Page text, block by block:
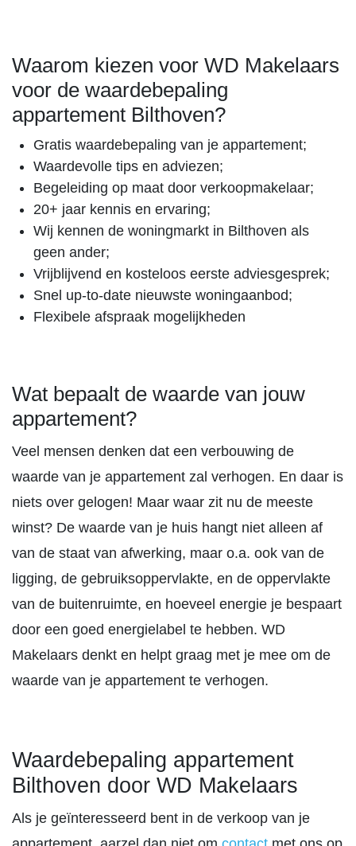
Waarom kiezen voor WD Makelaars
voor de waardebepaling
appartement Bilthoven?
Gratis waardebepaling van je appartement;
Waardevolle tips en adviezen;
Begeleiding op maat door verkoopmakelaar;
20+ jaar kennis en ervaring;
Wij kennen de woningmarkt in Bilthoven als
geen ander;
Vrijblijvend en kosteloos eerste adviesgesprek;
Snel up-to-date nieuwste woningaanbod;
Flexibele afspraak mogelijkheden
Wat bepaalt de waarde van jouw
appartement?
Veel mensen denken dat een verbouwing de
waarde van je appartement zal verhogen. En daar is
niets over gelogen! Maar waar zit nu de meeste
winst? De waarde van je huis hangt niet alleen af
van de staat van afwerking, maar o.a. ook van de
ligging, de gebruiksoppervlakte, en de oppervlakte
van de buitenruimte, en hoeveel energie je bespaart
door een goed energielabel te hebben. WD
Makelaars denkt en helpt graag met je mee om de
waarde van je appartement te verhogen.
Waardebepaling appartement
Bilthoven door WD Makelaars
Als je geïnteresseerd bent in de verkoop van je